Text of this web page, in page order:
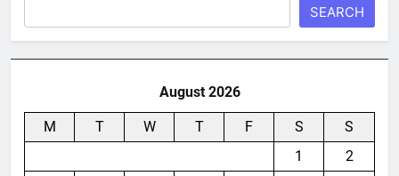
SEARCH
August 2026
M T W T F S
S
1
2